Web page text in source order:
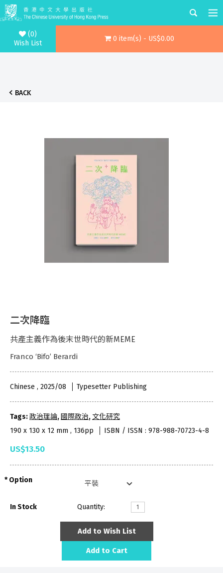
(0)
Wish List
0 item(s) - US$0.00
BACK
二次降臨
共產主義作為後末世時代的新MEME
Franco ‘Bifo’ Berardi
Chinese , 2025/08 Typesetter Publishing
Tags:政治理論, 國際政治, 文化研究
190 x 130 x 12 mm , 136pp
ISBN / ISSN : 978-988-70723-4-8
US$13.50
Option
In Stock Quantity:
Add to Wish List
Add to Cart